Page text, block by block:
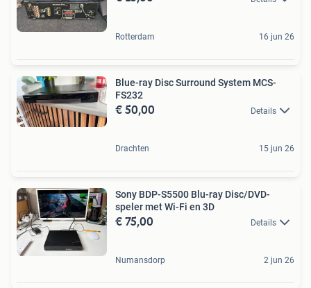
Rotterdam 16 jun 26
Blue-ray Disc Surround System MCS-
FS232
€ 50,00 Details
Drachten 15 jun 26
Sony BDP-S5500 Blu-ray Disc/DVD-
speler met Wi-Fi en 3D
€ 75,00 Details
Numansdorp 2 jun 26